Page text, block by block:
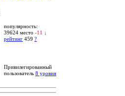
популярность:
39624 место -11 ↓
рейтинг 459 ?
Привилегированный
пользователь 8 уровня